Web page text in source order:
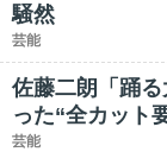
騒然
芸能
佐藤二朗「踊
った“全カット
芸能